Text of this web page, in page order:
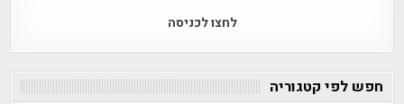
לחצו לכניסה
חפש לפי קטגוריה